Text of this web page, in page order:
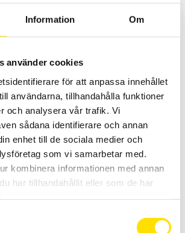
Information Om
använder cookies
för att anpassa innehållet
användarna, tillhandahålla funktioner
och analysera vår trafik. Vi
sådana identifierare och annan
enhet till de sociala medier och
som vi samarbetar med.
kombinera informationen med annan
har tillhandahållit eller som de har
Strömtång typ B
läckströmmar från 500 μA
KR
samt med ett brett frekvensband fås